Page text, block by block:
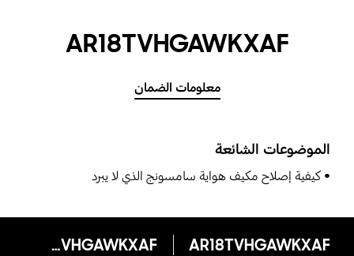
AR18TVHGAWKXAF
معلومات الضمان
الموضوعات الشائعة
كيفية إصلاح مكيف هواية سامسونج الذي لا يبرد
AR18TVHGAWKXAF
AR18TVHGAWKXAF